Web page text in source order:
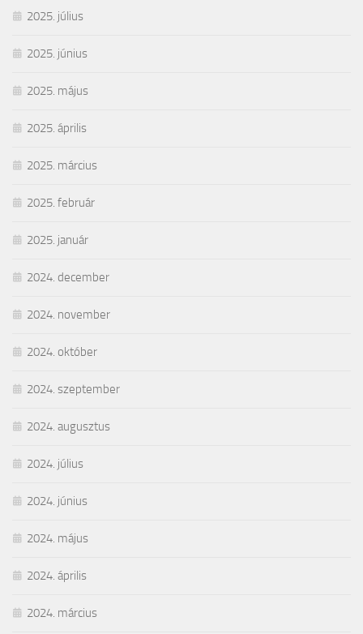
2025. július
2025. június
2025. május
2025. április
2025. március
2025. február
2025. január
2024. december
2024. november
2024. október
2024. szeptember
2024. augusztus
2024. július
2024. június
2024. május
2024. április
2024. március